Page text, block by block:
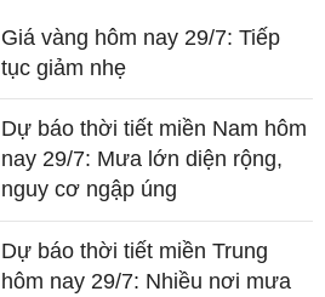
Giá vàng hôm nay 29/7: Tiếp
tục giảm nhẹ
Dự báo thời tiết miền Nam hôm
nay 29/7: Mưa lớn diện rộng,
nguy cơ ngập úng
Dự báo thời tiết miền Trung
hôm nay 29/7: Nhiều nơi mưa